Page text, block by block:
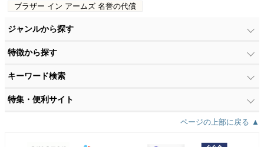
ブラザー イン アームズ 名誉の代償
ジャンルから探す
特徴から探す
キーワード検索
特集・便利サイト
ページの上部に戻る ▲